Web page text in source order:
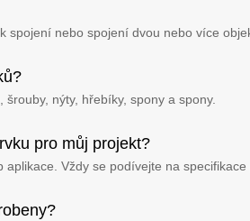
spojení nebo spojení dvou nebo více
nýty, hřebíky, spony a spony.
pro můj projekt?
Vždy se podívejte na